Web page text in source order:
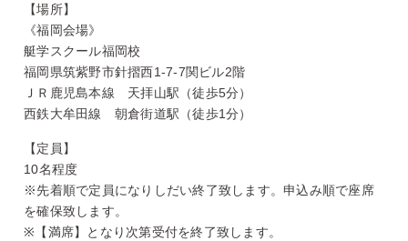
【場所】
《福岡会場》
艇学スクール福岡校
福岡県筑紫野市針摺西1-7-7関ビル2階
ＪＲ鹿児島本線 天拝山駅（徒歩5分）
西鉄大牟田線 朝倉街道駅（徒歩1分）
【定員】
10名程度
※先着順で定員になりしだい終了致します。申込み順で座席
を確保致します。
※【満席】となり次第受付を終了致します。